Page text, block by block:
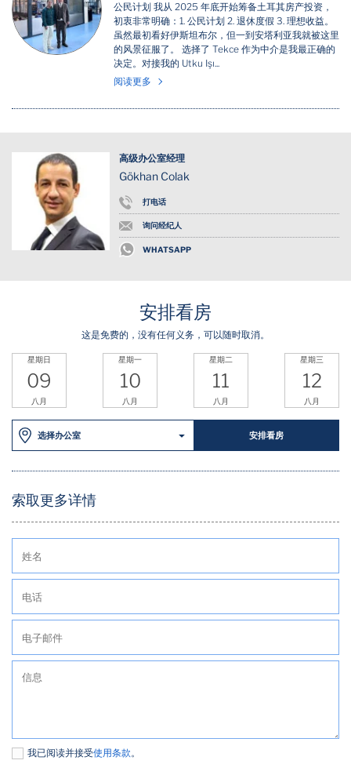
公民计划 我从 2025 年底开始筹备土耳其房产投资，
初衷非常明确：1. 公民计划 2. 退休度假 3. 理想收益。
虽然最初看好伊斯坦布尔，但一到安塔利亚我就被这里
的风景征服了。 选择了 Tekce 作为中介是我最正确的
决定。对接我的 Utku Işı...
阅读更多
高级办公室经理
Gökhan Colak
打电话
询问经纪人
WHATSAPP
安排看房
这是免费的，没有任何义务，可以随时取消。
星期日
09
八月
星期一
10
八月
星期二
11
八月
星期三
12
八月
选择办公室 安排看房
索取更多详情
我已阅读并接受使用条款。